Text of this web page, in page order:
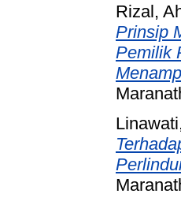
Rizal,
Prinsip
Pemilik